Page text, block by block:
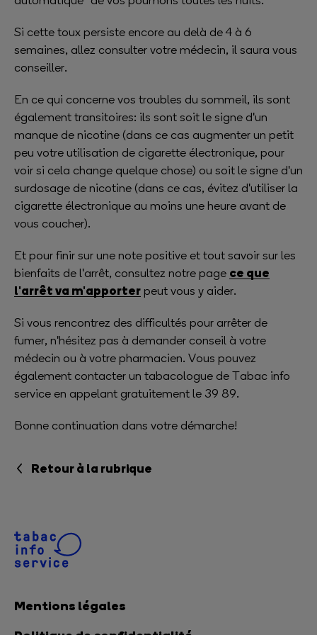
Si cette toux persiste encore au delà de 4 à 6
semaines, allez consulter votre médecin, il saura vous
conseiller.
En ce qui concerne vos troubles du sommeil, ils sont
également transitoires: ils sont soit le signe d'un
manque de nicotine (dans ce cas augmenter un petit
peu votre utilisation de cigarette électronique, pour
voir si cela change quelque chose) ou soit le signe d'un
surdosage de nicotine (dans ce cas, évitez d'utiliser la
cigarette électronique au moins une heure avant de
vous coucher).
Et pour finir sur une note positive et tout savoir sur les
bienfaits de l'arrêt, consultez notre page ce que
l'arrêt va m'apporter peut vous y aider.
Si vous rencontrez des difficultés pour arrêter de
fumer, n'hésitez pas à demander conseil à votre
médecin ou à votre pharmacien. Vous pouvez
également contacter un tabacologue de Tabac info
service en appelant gratuitement le 39 89.
Bonne continuation dans votre démarche!
Retour à la rubrique
Mentions légales